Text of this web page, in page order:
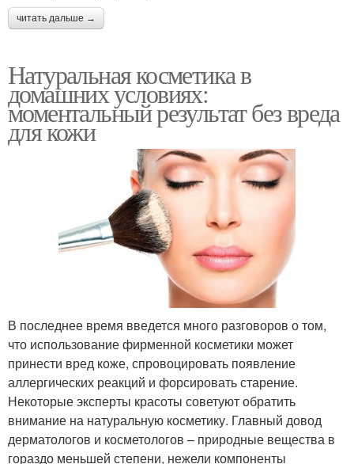
читать дальше →
Натуральная косметика в
домашних условиях:
моментальный результат без вреда
для кожи
В последнее время введется много разговоров о том,
что использование фирменной косметики может
принести вред коже, спровоцировать появление
аллергических реакций и форсировать старение.
Некоторые эксперты красоты советуют обратить
внимание на натуральную косметику. Главный довод
дерматологов и косметологов – природные вещества в
гораздо меньшей степени, нежели компоненты